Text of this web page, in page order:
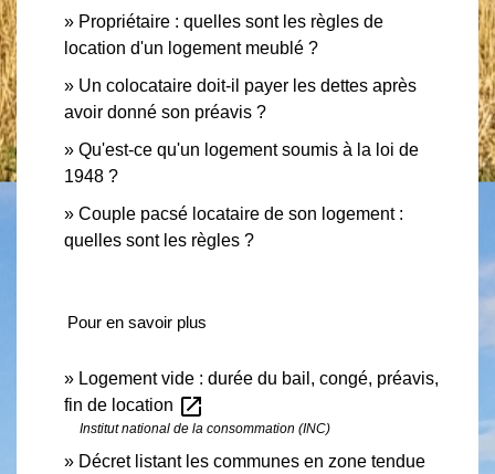
Propriétaire : quelles sont les règles de
location d'un logement meublé ?
Un colocataire doit-il payer les dettes après
avoir donné son préavis ?
Qu'est-ce qu'un logement soumis à la loi de
1948 ?
Couple pacsé locataire de son logement :
quelles sont les règles ?
Pour en savoir plus
Logement vide : durée du bail, congé, préavis,
fin de location open_in_new
Institut national de la consommation (INC)
Décret listant les communes en zone tendue